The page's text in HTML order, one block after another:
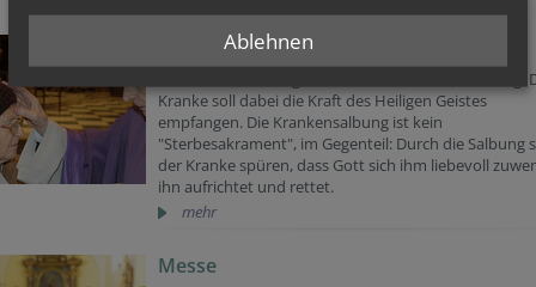
Krankensalbung
Die Krankensalbung ist ein Sakrament zur Stärkung.
Kranke soll dabei die Kraft des Heiligen Geistes
empfangen. Die Krankensalbung ist kein
"Sterbesakrament", im Gegenteil: Durch die Salbung
der Kranke spüren, dass Gott sich ihm liebevoll
ihn aufrichtet und rettet.
mehr
Messe
Ablehnen